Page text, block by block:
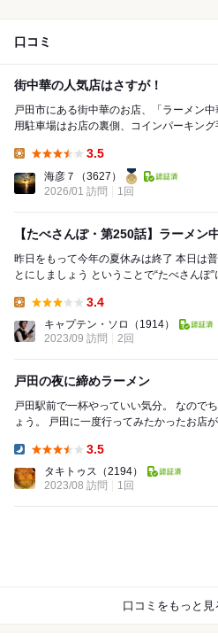
口コミ
街中華の人気店はさすが！
戸田市にある街中華のお店、「ラーメン中
用駐車場はお店の裏側、コインパーキン
3.5
海彦７
（3627）
2026/01 訪問
1回
【たべさんぽ・第250話】ラーメン
昨日をもって今年の夏休みは終了 本日は普段の土曜休日として過ごすこ
とにしましょう ということで“たべさんぽ”にやってきたのは戸田にある
3.4
キャプテン・ソロ
（1914）
2023/09 訪問
2回
戸田の夜に締めラーメン
戸田駅前で一杯やっていい気分。 なのでちょっと締めラーメンにしまし
ょう。 戸田に一度行ってみたかったお店があります。 戸田駅の西口を出
3.5
タキトゥス （2194）
2023/08 訪問
1回
口コミをもっと見